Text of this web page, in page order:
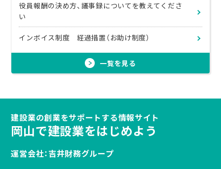
役員報酬の決め方、議事録についてを教えてくださ
い
インボイス制度 経過措置（お助け制度）
一覧を見る
建設業の創業をサポートする情報サイト
岡山で建設業をはじめよう
運営会社：吉井財務グループ